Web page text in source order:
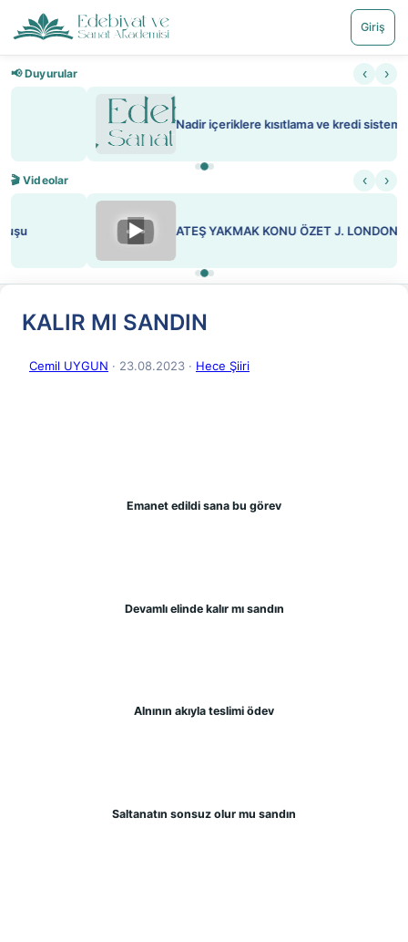
Giriş
📢 Duyurular ‹ ›
Nadir içeriklere kısıtlama ve kredi sistemi getirildi
🎬 Videolar ‹ ›
ATEŞ YAKMAK KONU ÖZET J. LONDON
KALIR MI SANDIN
Cemil UYGUN · 23.08.2023 · Hece Şiiri
Emanet edildi sana bu görev
Devamlı elinde kalır mı sandın
Alnının akıyla teslimi ödev
Saltanatın sonsuz olur mu sandın